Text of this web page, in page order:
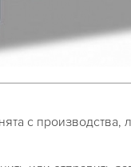
с производства,